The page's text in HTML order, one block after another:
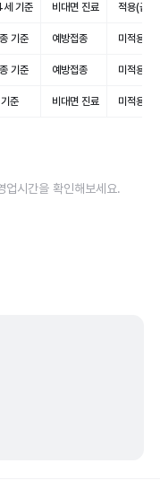
기준 비대면 진료 적용(급여)
기준 예방접종 미적용(비
기준 예방접종 미적용(비
준 비대면 진료 미적용(비
업시간을 확인해보세요.